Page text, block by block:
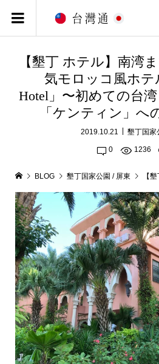
【墾丁 ホテル】南湾
気モロッコ風ホテ
Hotel」〜初めての台
「ケンティン」へ
2019.10.21 墾丁国家
0 1236
BLOG 墾丁国家公園 / 屏東 【墾丁 ホテル